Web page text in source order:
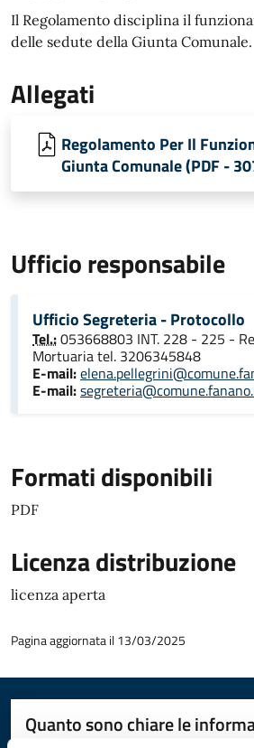
Il Regolamento disciplina il
delle sedute della Giunta Comunale.
Allegati
Regolamento Per Il
Giunta Comunale (PDF -
Ufficio responsabile
Ufficio Segreteria - Protocollo
Tel.:053668803 INT. 228 - 225 -
Mortuaria tel. 3206345848
E-mail:
E-mail:
Formati disponibili
PDF
Licenza distribuzione
licenza aperta
Pagina aggiornata il 13/03/2025
Quanto sono chiare le